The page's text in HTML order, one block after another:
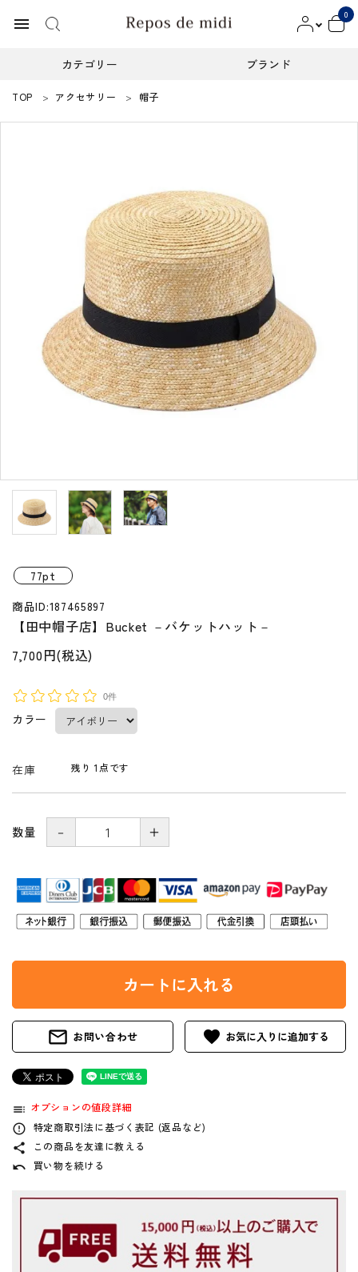
menu
0
カテゴリー ブランド
ACCOUNT MENU
ようこそ ゲスト 様
インフォメーション
お知らせ
ご利用ガイド
プライバシーポリシー
特定商取引法について
TOP アクセサリー 帽子
77pt
商品ID:187465897
【田中帽子店】Bucket －バケットハット－
7,700円(税込)
0件
カラー
在庫 残り 1点です
数量 － ＋
カートに入れる
mail_outline お問い合わせ favorite
toc オプションの値段詳細
error_outline 特定商取引法に基づく表記 (返品など)
share この商品を友達に教える
undo 買い物を続ける